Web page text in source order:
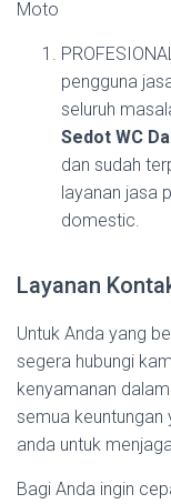
Moto
pengguna
seluruh
Sedot WC
dan sudah
layanan jasa
domestic.
Layanan
Untuk Anda yang
segera hubungi
kenyamanan
semua keuntungan
anda untuk
Bagi Anda ingin